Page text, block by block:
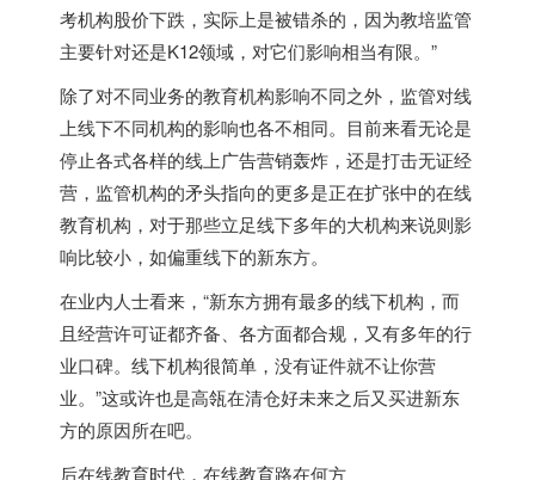
考机构股价下跌，实际上是被错杀的，因为教培监管
主要针对还是K12领域，对它们影响相当有限。”
除了对不同业务的教育机构影响不同之外，监管对线
上线下不同机构的影响也各不相同。目前来看无论是
停止各式各样的线上广告营销轰炸，还是打击无证经
营，监管机构的矛头指向的更多是正在扩张中的在线
教育机构，对于那些立足线下多年的大机构来说则影
响比较小，如偏重线下的新东方。
在业内人士看来，“新东方拥有最多的线下机构，而
且经营许可证都齐备、各方面都合规，又有多年的行
业口碑。线下机构很简单，没有证件就不让你营
业。”这或许也是高瓴在清仓好未来之后又买进新东
方的原因所在吧。
后在线教育时代，在线教育路在何方